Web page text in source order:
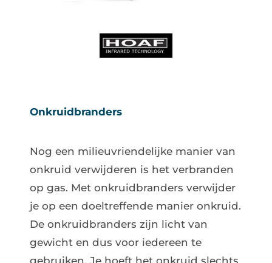
Onkruidbranders
Nog een milieuvriendelijke manier van
onkruid verwijderen is het verbranden
op gas. Met onkruidbranders verwijder
je op een doeltreffende manier onkruid.
De onkruidbranders zijn licht van
gewicht en dus voor iedereen te
gebruiken. Je hoeft het onkruid slechts